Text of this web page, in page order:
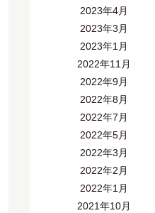
2023年4月
2023年3月
2023年1月
2022年11月
2022年9月
2022年8月
2022年7月
2022年5月
2022年3月
2022年2月
2022年1月
2021年10月